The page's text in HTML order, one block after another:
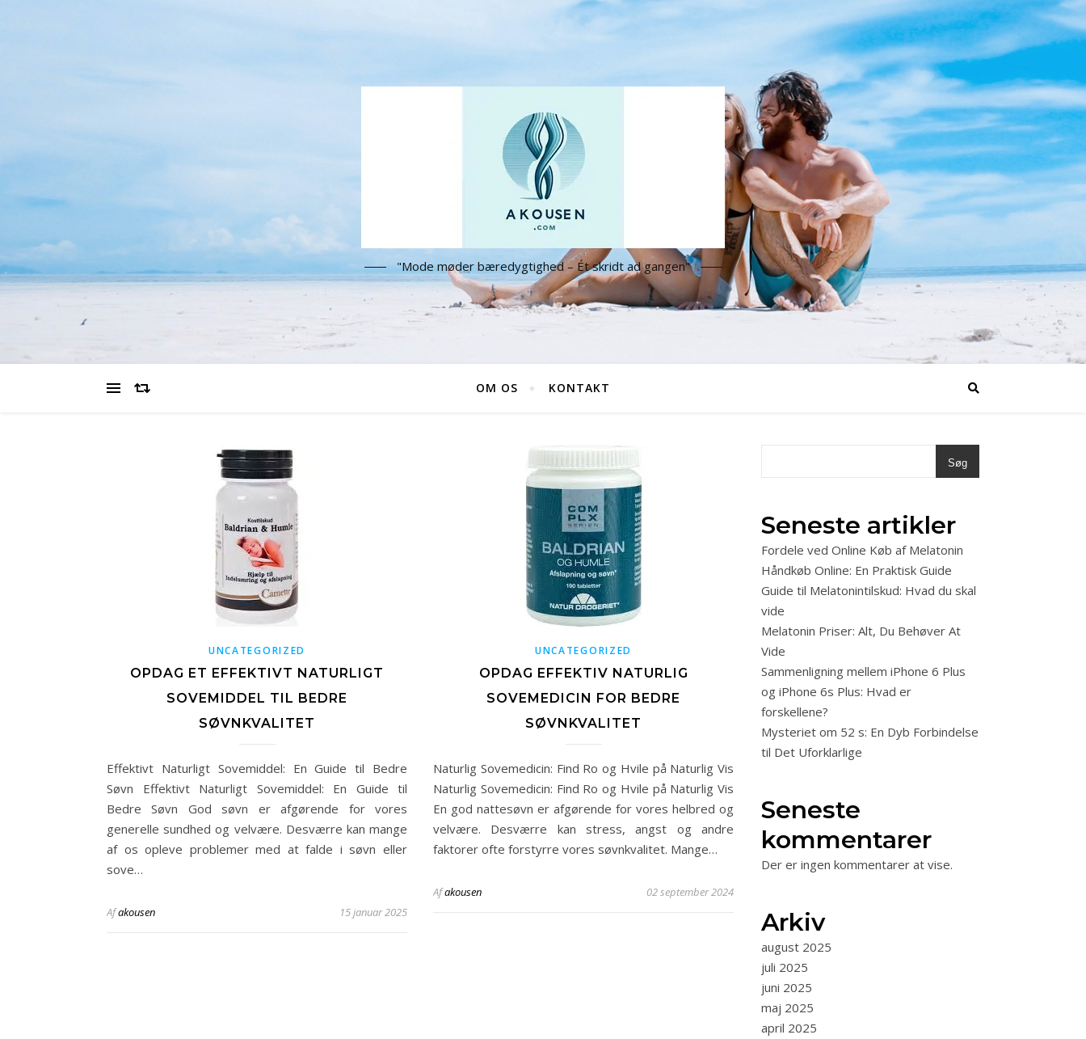
"Mode møder bæredygtighed – Ét skridt ad gangen"
OM OS KONTAKT
UNCATEGORIZED
OPDAG ET EFFEKTIVT NATURLIGT
SOVEMIDDEL TIL BEDRE
SØVNKVALITET
Effektivt Naturligt Sovemiddel: En Guide til Bedre
Søvn Effektivt Naturligt Sovemiddel: En Guide til
Bedre Søvn God søvn er afgørende for vores
generelle sundhed og velvære. Desværre kan mange
af os opleve problemer med at falde i søvn eller
sove…
Afakousen 15 januar 2025
UNCATEGORIZED
OPDAG EFFEKTIV NATURLIG
SOVEMEDICIN FOR BEDRE
SØVNKVALITET
Naturlig Sovemedicin: Find Ro og Hvile på Naturlig Vis
Naturlig Sovemedicin: Find Ro og Hvile på Naturlig Vis
En god nattesøvn er afgørende for vores helbred og
velvære. Desværre kan stress, angst og andre
faktorer ofte forstyrre vores søvnkvalitet. Mange…
Afakousen 02 september 2024
Søg
Seneste artikler
Fordele ved Online Køb af Melatonin
Håndkøb Online: En Praktisk Guide
Guide til Melatonintilskud: Hvad du skal
vide
Melatonin Priser: Alt, Du Behøver At
Vide
Sammenligning mellem iPhone 6 Plus
og iPhone 6s Plus: Hvad er
forskellene?
Mysteriet om 52 s: En Dyb Forbindelse
til Det Uforklarlige
Seneste
kommentarer
Der er ingen kommentarer at vise.
Arkiv
august 2025
juli 2025
juni 2025
maj 2025
april 2025